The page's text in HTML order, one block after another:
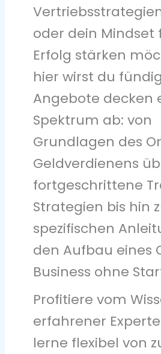
oder dein Mindset
Erfolg stärken
hier wirst du
Angebote decken
Spektrum ab: von
Grundlagen des
Geldverdienens
fortgeschrittene
Strategien bis hin
spezifischen
den Aufbau eines
Business ohne
Profitiere vom
erfahrener
lerne flexibel von